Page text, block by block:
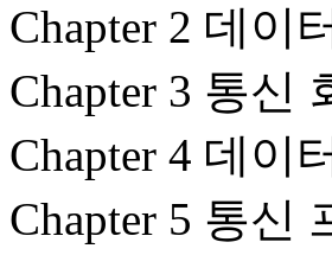
Chapter 2 데이
Chapter 3 통신
Chapter 4 데이
Chapter 5 통신